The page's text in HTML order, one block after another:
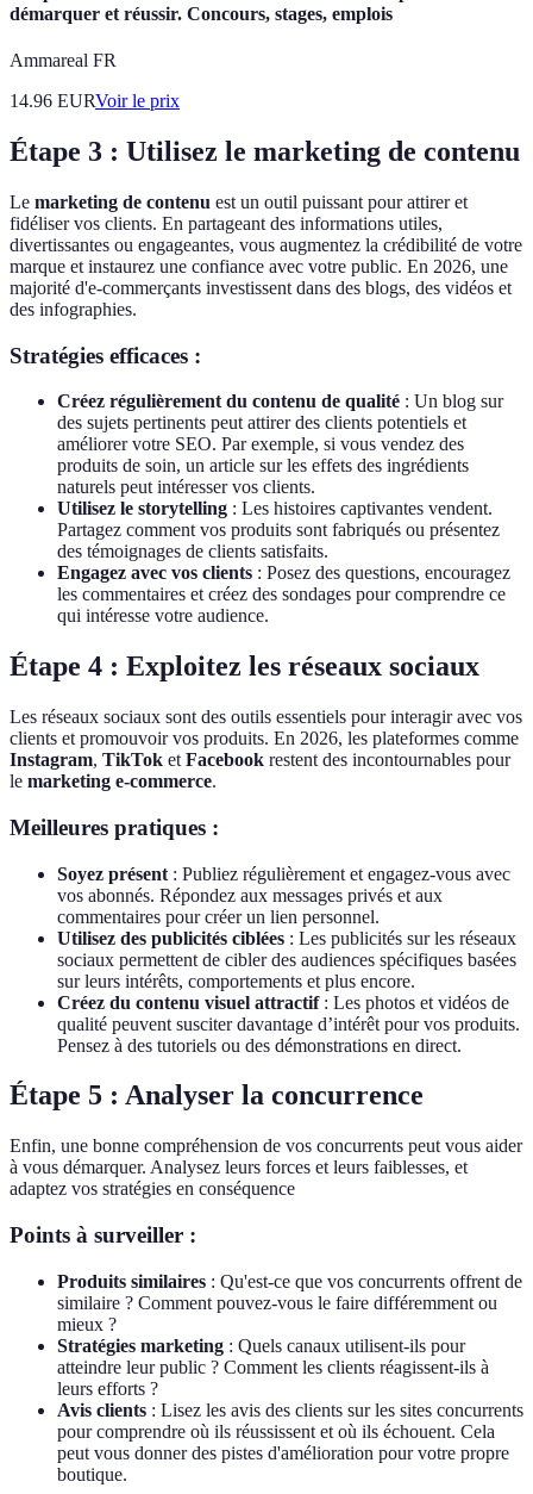
démarquer et réussir. Concours, stages, emplois
Ammareal FR
14.96 EURVoir le prix
Étape 3 : Utilisez le marketing de contenu
Le marketing de contenu est un outil puissant pour attirer et
fidéliser vos clients. En partageant des informations utiles,
divertissantes ou engageantes, vous augmentez la crédibilité de votre
marque et instaurez une confiance avec votre public. En 2026, une
majorité d'e-commerçants investissent dans des blogs, des vidéos et
des infographies.
Stratégies efficaces :
Créez régulièrement du contenu de qualité : Un blog sur
des sujets pertinents peut attirer des clients potentiels et
améliorer votre SEO. Par exemple, si vous vendez des
produits de soin, un article sur les effets des ingrédients
naturels peut intéresser vos clients.
Utilisez le storytelling : Les histoires captivantes vendent.
Partagez comment vos produits sont fabriqués ou présentez
des témoignages de clients satisfaits.
Engagez avec vos clients : Posez des questions, encouragez
les commentaires et créez des sondages pour comprendre ce
qui intéresse votre audience.
Étape 4 : Exploitez les réseaux sociaux
Les réseaux sociaux sont des outils essentiels pour interagir avec vos
clients et promouvoir vos produits. En 2026, les plateformes comme
Instagram, TikTok et Facebook restent des incontournables pour
le marketing e-commerce.
Meilleures pratiques :
Soyez présent : Publiez régulièrement et engagez-vous avec
vos abonnés. Répondez aux messages privés et aux
commentaires pour créer un lien personnel.
Utilisez des publicités ciblées : Les publicités sur les réseaux
sociaux permettent de cibler des audiences spécifiques basées
sur leurs intérêts, comportements et plus encore.
Créez du contenu visuel attractif: Les photos et vidéos de
qualité peuvent susciter davantage d’intérêt pour vos produits.
Pensez à des tutoriels ou des démonstrations en direct.
Étape 5 : Analyser la concurrence
Enfin, une bonne compréhension de vos concurrents peut vous aider
à vous démarquer. Analysez leurs forces et leurs faiblesses, et
adaptez vos stratégies en conséquence
Points à surveiller :
Produits similaires : Qu'est-ce que vos concurrents offrent de
similaire ? Comment pouvez-vous le faire différemment ou
mieux ?
Stratégies marketing : Quels canaux utilisent-ils pour
atteindre leur public ? Comment les clients réagissent-ils à
leurs efforts ?
Avis clients : Lisez les avis des clients sur les sites concurrents
pour comprendre où ils réussissent et où ils échouent. Cela
peut vous donner des pistes d'amélioration pour votre propre
boutique.